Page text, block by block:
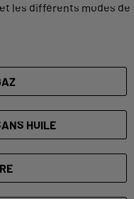
les différents modes de
HUILE